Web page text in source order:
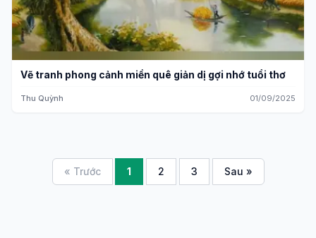
Vẽ tranh phong cảnh miền quê giản dị gợi nhớ tuổi thơ
Thu Quỳnh 01/09/2025
« Trước 1 2 3 Sau »